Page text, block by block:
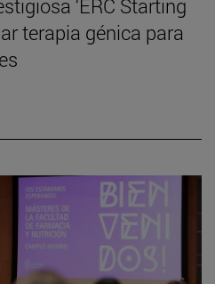
‘ERC Starting
terapia génica para